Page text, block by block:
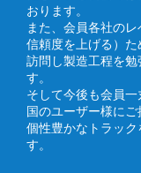
おります。
また、会員各社の
信頼度を上げる）
訪問し製造工程を
す。
そして今後も会員
国のユーザー様にご
個性豊かなトラッ
す。